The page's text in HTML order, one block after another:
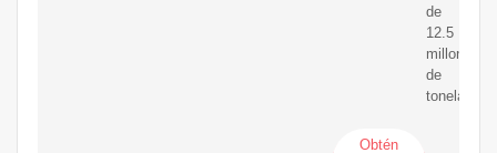
de
12.5
millones
de
toneladas
Obtén